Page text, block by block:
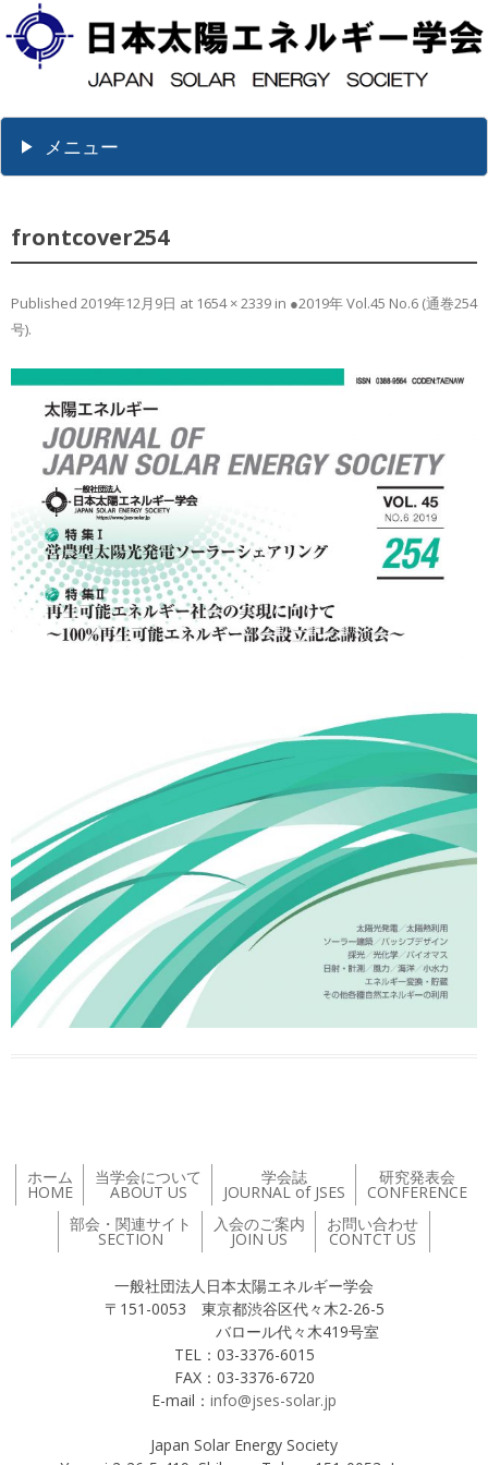
メニュー
frontcover254
Published 2019年12月9日 at 1654 × 2339 in ●2019年 Vol.45 No.6 (通巻254
号).
ホーム
HOME
当学会について
ABOUT US
学会誌
JOURNAL of JSES
研究発表会
CONFERENCE
部会・関連サイト
SECTION
入会のご案内
JOIN US
お問い合わせ
CONTCT US
一般社団法人日本太陽エネルギー学会
〒151-0053 東京都渋谷区代々木2-26-5
バロール代々木419号室
TEL：03-3376-6015
FAX：03-3376-6720
E-mail： info@jses-solar.jp
Japan Solar Energy Society